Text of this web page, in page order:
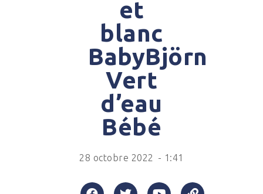
et
blanc
BabyBjörn
Vert
d’eau
Bébé
28 octobre 2022 - 1:41